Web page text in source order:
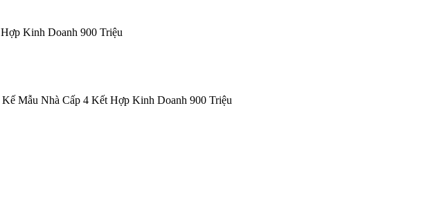
Kinh Doanh 900 Triệu
Mẫu Nhà Cấp 4 Kết Hợp Kinh Doanh 900 Triệu